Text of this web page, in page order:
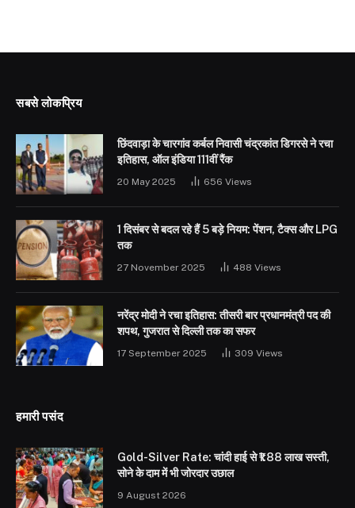
सबसे लोकप्रिय
छिंदवाड़ा के चारगांव कर्बल निवासी चंद्रकांत डिगरसे ने रचा
इतिहास, ऑल इंडिया 111वीं रैंक
20 May 2025 656 Views
1 दिसंबर से बदल रहे हैं 5 बड़े नियम: पेंशन, टैक्स और LPG
तक
27 November 2025 488 Views
नरेंद्र मोदी ने रचा इतिहास: तीसरी बार प्रधानमंत्री पद की
शपथ, गुजरात से दिल्ली तक का सफर
17 September 2025 309 Views
हमारी पसंद
Gold-Silver Rate: चांदी हाई से ₹1.88 लाख सस्ती,
सोने के दाम में भी जोरदार उछाल
9 August 2026